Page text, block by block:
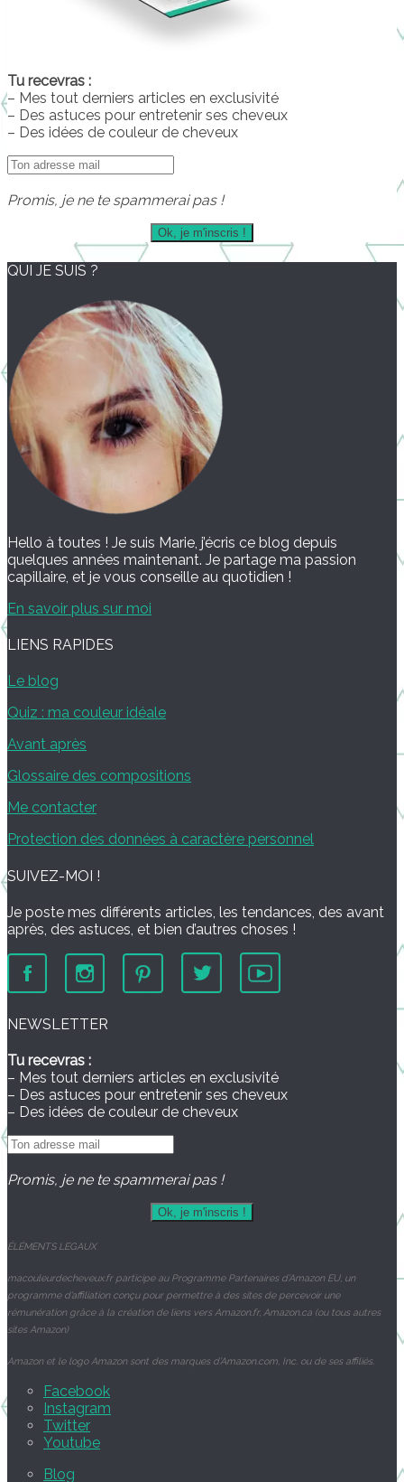
Tu recevras :
– Mes tout derniers articles en exclusivité
– Des astuces pour entretenir ses cheveux
– Des idées de couleur de cheveux
Promis, je ne te spammerai pas !
QUI JE SUIS ?
Hello à toutes ! Je suis Marie, j’écris ce blog depuis
quelques années maintenant. Je partage ma passion
capillaire, et je vous conseille au quotidien !
En savoir plus sur moi
LIENS RAPIDES
Le blog
Quiz : ma couleur idéale
Avant après
Glossaire des compositions
Me contacter
Protection des données à caractère personnel
SUIVEZ-MOI !
Je poste mes différents articles, les tendances, des avant
après, des astuces, et bien d’autres choses !
NEWSLETTER
Tu recevras :
– Mes tout derniers articles en exclusivité
– Des astuces pour entretenir ses cheveux
– Des idées de couleur de cheveux
Promis, je ne te spammerai pas !
ÉLÉMENTSLEGAUX
macouleurdecheveux.fr participe au Programme Partenaires d’Amazon EU, un
programme d’affiliation conçu pour permettre à des sites de percevoir une
rémunération grâce à la création de liens vers Amazon.fr, Amazon.ca (ou tous autres
sites Amazon)
Amazon et le logo Amazon sont des marques d’Amazon.com, Inc. ou de ses affiliés.
Facebook
Instagram
Twitter
Youtube
Blog